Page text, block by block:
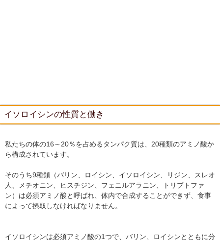
イソロイシンの性質と働き
私たちの体の16～20％を占めるタンパク質は、20種類のアミノ酸か
ら構成されています。
そのうち9種類（バリン、ロイシン、イソロイシン、リジン、スレオ
人、メチオニン、ヒスチジン、フェニルアラニン、トリプトファ
ン）は必須アミノ酸と呼ばれ、体内で合成することができず、食事
によって摂取しなければなりません。
イソロイシンは必須アミノ酸の1つで、バリン、ロイシンとともに分